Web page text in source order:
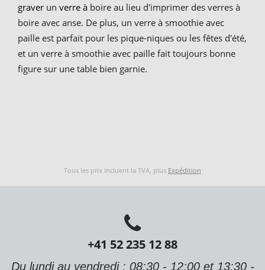
graver un verre à boire au lieu d'imprimer des verres à
boire avec anse. De plus, un verre à smoothie avec
paille est parfait pour les pique-niques ou les fêtes d'été,
et un verre à smoothie avec paille fait toujours bonne
figure sur une table bien garnie.
Tous les prix incluent la TVA, plus Expédition
+41 52 235 12 88
Du lundi au vendredi : 08:30 - 12:00 et 13:30 -